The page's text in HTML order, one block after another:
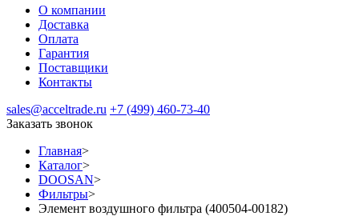
О компании
Доставка
Оплата
Гарантия
Поставщики
Контакты
sales@acceltrade.ru +7 (499) 460-73-40
Заказать звонок
Главная>
Каталог>
DOOSAN>
Фильтры>
Элемент воздушного фильтра (400504-00182)